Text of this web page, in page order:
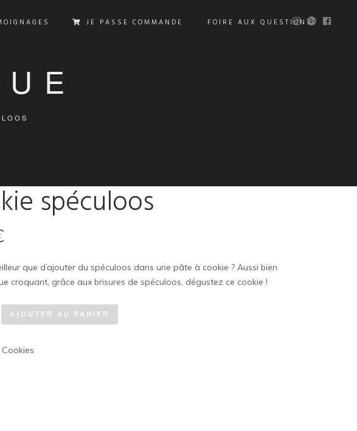
JE PASSE COMMANDE FOIRE AUX QUESTIONS
spéculoos
que d’ajouter du spéculoos dans une pâte à cookie ? Aussi bien
croquant, grâce aux brisures de spéculoos, dégustez ce cookie !
AJOUTER AU PANIER
Cookies